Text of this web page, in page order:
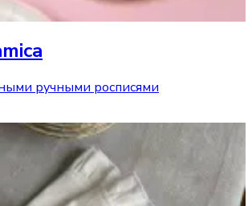
ручными росписями